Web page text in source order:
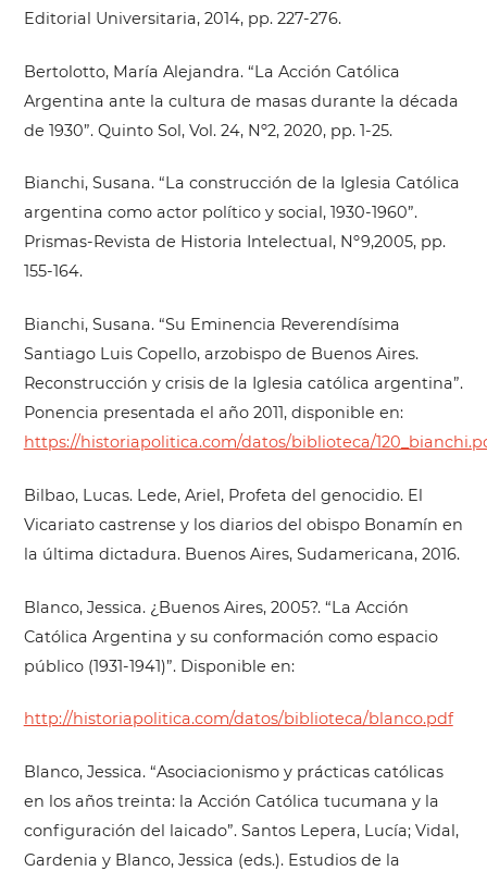
Editorial Universitaria, 2014, pp. 227-276.
Bertolotto, María Alejandra. “La Acción Católica
Argentina ante la cultura de masas durante la década
de 1930”. Quinto Sol, Vol. 24, Nº2, 2020, pp. 1-25.
Bianchi, Susana. “La construcción de la Iglesia Católica
argentina como actor político y social, 1930-1960”.
Prismas-Revista de Historia Intelectual, Nº9,2005, pp.
155-164.
Bianchi, Susana. “Su Eminencia Reverendísima
Santiago Luis Copello, arzobispo de Buenos Aires.
Reconstrucción y crisis de la Iglesia católica argentina”.
Ponencia presentada el año 2011, disponible en:
https://historiapolitica.com/datos/biblioteca/
Bilbao, Lucas. Lede, Ariel, Profeta del genocidio. El
Vicariato castrense y los diarios del obispo Bonamín en
la última dictadura. Buenos Aires, Sudamericana, 2016.
Blanco, Jessica. ¿Buenos Aires, 2005?. “La Acción
Católica Argentina y su conformación como espacio
público (1931-1941)”. Disponible en:
http://historiapolitica.com/datos/biblioteca/blanco.pdf
Blanco, Jessica. “Asociacionismo y prácticas católicas
en los años treinta: la Acción Católica tucumana y la
configuración del laicado”. Santos Lepera, Lucía; Vidal,
Gardenia y Blanco, Jessica (eds.). Estudios de la